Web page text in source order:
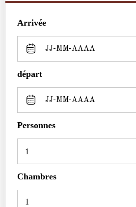
Arrivée
départ
Personnes
1
Chambres